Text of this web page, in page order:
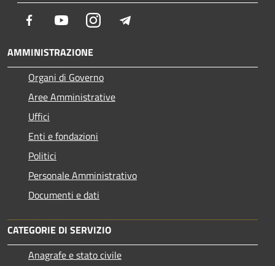
Facebook YoutubeInstagram
AMMINISTRAZIONE
Organi di Governo
Aree Amministrative
Uffici
Enti e fondazioni
Politici
Personale Amministrativo
Documenti e dati
CATEGORIE DI SERVIZIO
Anagrafe e stato civile